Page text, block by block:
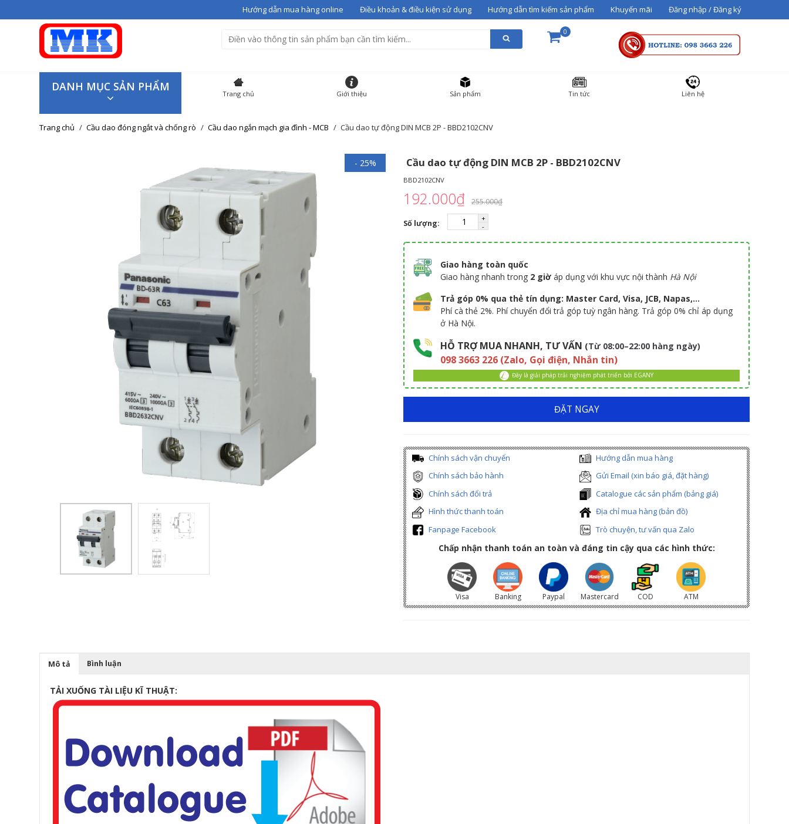
Hướng dẫn mua hàng online Điều khoản & điều kiện sử dụng Hướng dẫn tìm kiếm sản phẩm Khuyến mãi Đăng nhập / Đăng ký
0
DANH MỤC SẢN PHẨM
Trang chủ Giới thiệu Sản phẩm Tin tức Liên hệ
Trang chủ Cầu dao đóng ngắt và chống rò Cầu dao ngắn mạch gia đình - MCB Cầu dao tự động DIN MCB 2P - BBD2102CNV
- 25% Cầu dao tự động DIN MCB 2P - BBD2102CNV
BBD2102CNV
192.000₫ 255.000₫
Số lượng:
Giao hàng toàn quốc
Giao hàng nhanh trong 2 giờ áp dụng với khu vực nội thành Hà Nội
Trả góp 0% qua thẻ tín dụng: Master Card, Visa, JCB, Napas,...
Phí cà thẻ 2%. Phí chuyển đổi trả góp tuỳ ngân hàng. Trả góp 0% chỉ áp dụng
ở Hà Nội.
HỖ TRỢ MUA NHANH, TƯ VẤN (Từ 08:00–22:00 hàng ngày)
098 3663 226 (Zalo, Gọi điện, Nhắn tin)
Đây là giải pháp trải nghiệm phát triển bởi EGANY
ĐẶT NGAY
Chính sách vận chuyển
Hướng dẫn mua hàng
Chính sách bảo hành
Gửi Email (xin báo giá, đặt hàng)
Chính sách đổi trả
Catalogue các sản phẩm (bảng giá)
Hình thức thanh toán
Địa chỉ mua hàng (bản đồ)
Fanpage Facebook
Trò chuyện, tư vấn qua Zalo
Chấp nhận thanh toán an toàn và đáng tin cậy qua các hình thức:
Visa Banking Paypal Mastercard COD ATM
Mô tả Bình luận
TẢI XUỐNG TÀI LIỆU KĨ THUẬT:
sản phẩm trong giỏ hàng
SẢN PHẨM SỐ LƯỢNG THÀNH TIỀN
Giầy cao gót Valentino 07 36 12000000 -
Giao hàng trên toàn quốc
Tiếp tục mua hàng